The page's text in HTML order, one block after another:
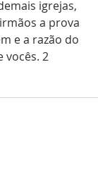
igrejas,
a prova
e a razão do
vocês. 2